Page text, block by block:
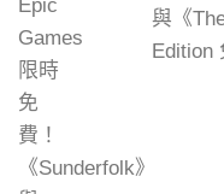
與《
Edition